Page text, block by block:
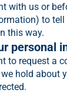
with us or
to
this way.
personal
to request a
hold about